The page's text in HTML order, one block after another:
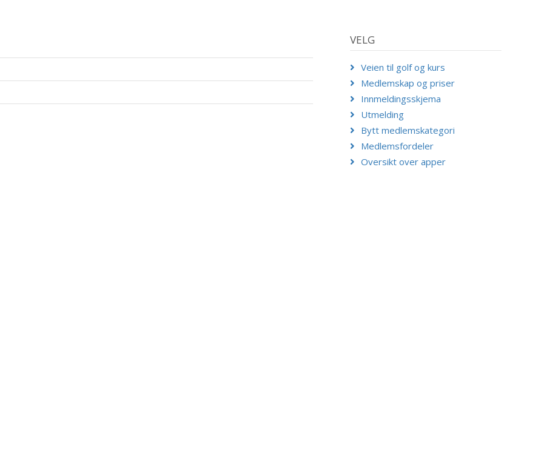
VELG
Veien til golf og kurs
Medlemskap og priser
Innmeldingsskjema
Utmelding
Bytt medlemskategori
Medlemsfordeler
Oversikt over apper